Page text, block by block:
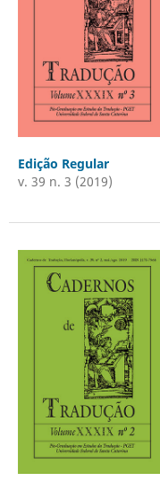
Edição Regular
v. 39 n. 3 (2019)